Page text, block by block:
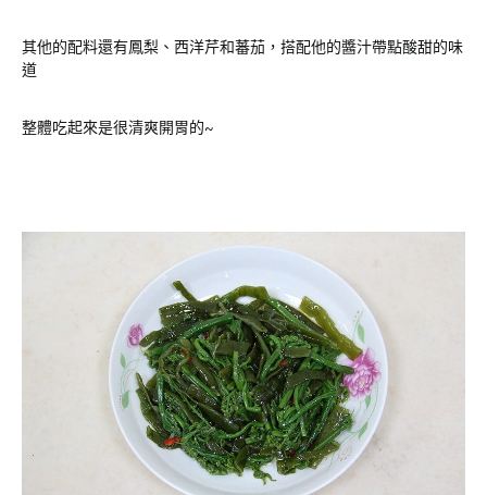
其他的配料還有鳳梨、西洋芹和蕃茄，搭配他的醬汁帶點酸甜的味
道
整體吃起來是很清爽開胃的~